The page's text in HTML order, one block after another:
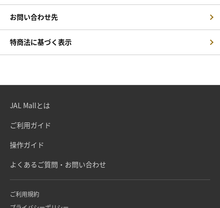
お問い合わせ先
特商法に基づく表示
JAL Mallとは
ご利用ガイド
操作ガイド
よくあるご質問・お問い合わせ
ご利用規約